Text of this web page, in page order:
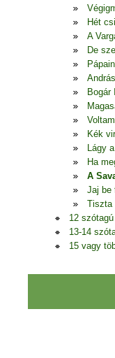
Hét
A
De
Bogár
Kék
Lágy
Ha
A
Jaj be
Tiszta
12 szótagú
13-14
15 vagy